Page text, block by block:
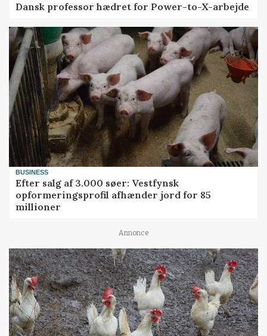
Dansk professor hædret for Power-to-X-arbejde
BUSINESS
Efter salg af 3.000 søer: Vestfynsk
opformeringsprofil afhænder jord for 85
millioner
Annonce